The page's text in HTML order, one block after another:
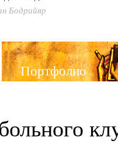
Бодрийяр
Портфолио